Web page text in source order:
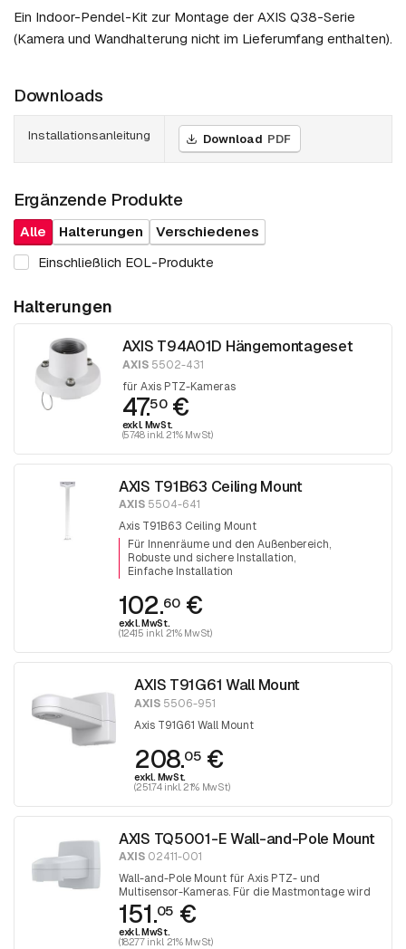
Ein Indoor-Pendel-Kit zur Montage der AXIS Q38-Serie
(Kamera und Wandhalterung nicht im Lieferumfang enthalten).
Downloads
Installationsanleitung Download PDF
Ergänzende Produkte
Alle Halterungen
Verschiedenes
Einschließlich EOL-Produkte
Halterungen
AXIS T94A01D Hängemontageset
AXIS5502-431
für Axis PTZ-Kameras
47.50€
exkl. MwSt.
(57.48 inkl. 21% MwSt)
AXIS T91B63 Ceiling Mount
AXIS 5504-641
Axis T91B63 Ceiling Mount
Für Innenräume und den Außenbereich
Robuste und sichere Installation
Einfache Installation
102.60€
exkl. MwSt.
(124.15 inkl. 21% MwSt)
AXIS T91G61 Wall Mount
AXIS 5506-951
Axis T91G61 Wall Mount
208.05€
exkl. MwSt.
(251.74 inkl. 21% MwSt)
AXIS TQ5001-E Wall-and-Pole Mount
AXIS 02411-001
Wall-and-Pole Mount für Axis PTZ- und
Multisensor-Kameras. Für die Mastmontage wird
weiterhin ein TX30-Gurt benötigt.
151.05 €
exkl. MwSt.
(182.77 inkl. 21% MwSt)